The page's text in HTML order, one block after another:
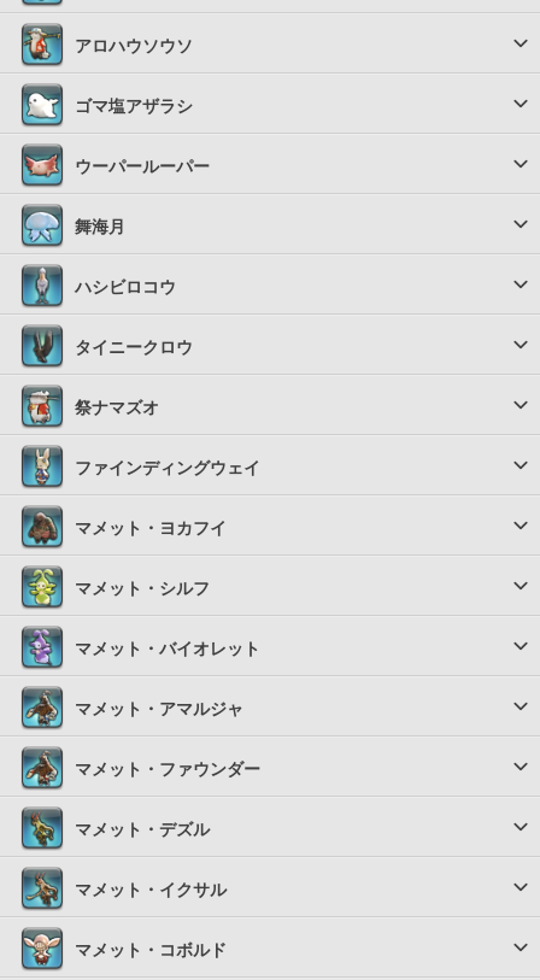
アロハウソウソ
ゴマ塩アザラシ
ウーパールーパー
舞海月
ハシビロコウ
タイニークロウ
祭ナマズオ
ファインディングウェイ
マメット・ヨカフイ
マメット・シルフ
マメット・バイオレット
マメット・アマルジャ
マメット・ファウンダー
マメット・デズル
マメット・イクサル
マメット・コボルド